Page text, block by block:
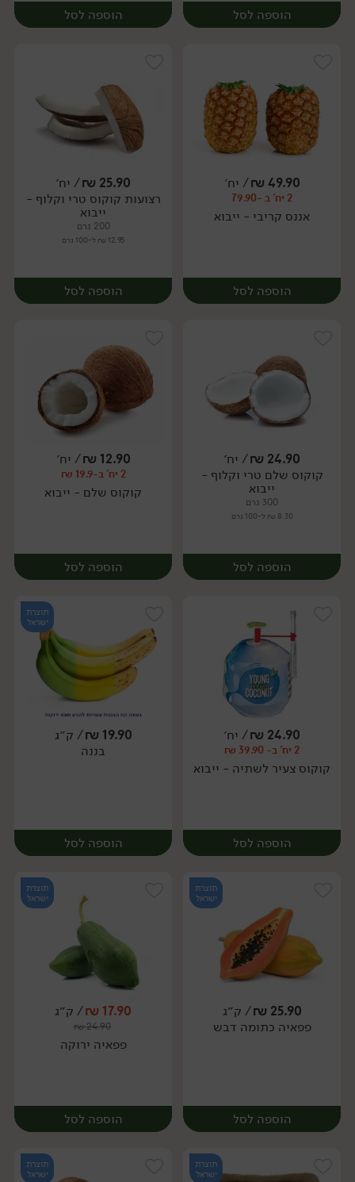
הוספה לסל
מארז
הוספה לסל
יח׳
49.90
₪/ יח׳
2 יח' ב -79.90
אננס קריבי - ייבוא
הוספה לסל
יח׳
25.90
₪/ יח׳
רצועות קוקוס טרי וקלוף -
ייבוא
200 גרם
12.95 ₪ ל-100 גרם
הוספה לסל
יח׳
24.90
₪/ יח׳
קוקוס שלם טרי וקלוף -
ייבוא
300 גרם
8.30 ₪ ל-100 גרם
הוספה לסל
יח׳
12.90
₪/ יח׳
2 יח' ב-19.9 ₪
קוקוס שלם - ייבוא
הוספה לסל
יח׳
24.90
₪/ יח׳
2 יח' ב- 39.90 ₪
קוקוס צעיר לשתיה - ייבוא
הוספה לסל
יח׳
תוצרת
ישראל
19.90
₪/ ק״ג
בננה
הוספה לסל
ק״ג
תוצרת
ישראל
25.90
₪/ ק״ג
פפאיה כתומה דבש
הוספה לסל
תוצרת
ישראל
17.90
₪/ ק״ג
24.90
₪
פפאיה ירוקה
הוספה לסל
תוצרת
ישראל
תוצרת
ישראל